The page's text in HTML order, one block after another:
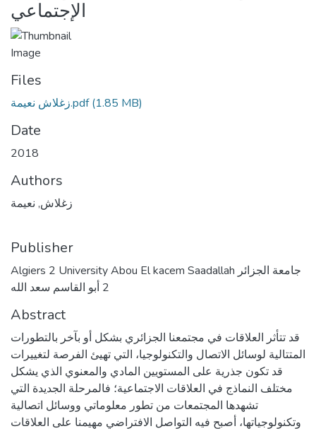
الإجتماعي
Files
زغلاش نعيمة.pdf(1.85 MB)
Date
2018
Authors
زغلاش, نعيمة
Publisher
Algiers 2 University Abou El kacem Saadallah جامعة الجزائر
2 أبو القاسم سعد الله
Abstract
قد تتأثر العلاقات في مجتمعنا الجزائري بشكل أو بآخر بالتطورات
المتتالية لوسائل الاتصال والتكنولوجيا، التي تهيئ الفرصة لتغييرات
قد تكون جذرية على المستويين المادي والمعنوي الذي يشكل
مختلف النماذج في العلاقات الاجتماعية؛ فالمرحلة الجديدة التي
تشهدها المجتمعات من تطور معلوماتي ووسائل اتصالية
وتكنولوجياتها، أصبح فيه التواصل الافتراضي مهيمنا على العلاقات